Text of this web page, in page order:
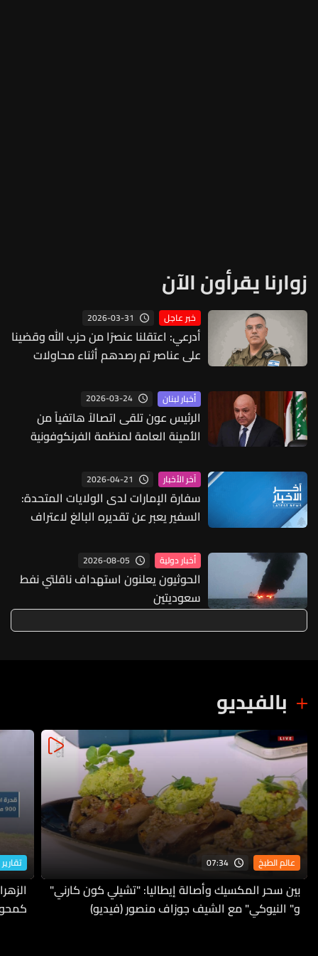
زوارنا يقرأون الآن
خبر عاجل 2026-03-31
أدرعي: اعتقلنا عنصرًا من حزب الله وقضينا
على عناصر تم رصدهم أثناء محاولات
أخبار لبنان 2026-03-24
الرئيس عون تلقى اتصالاً هاتفياً من
الأمينة العامة لمنظمة الفرنكوفونية
آخر الأخبار 2026-04-21
سفارة الإمارات لدى الولايات المتحدة:
السفير يعبر عن تقديره البالغ لاعتراف
الاقتصاديين والتجاريين لواشنطن
أخبار دولية 2026-08-05
الحوثيون يعلنون استهداف ناقلتي نفط
سعوديتين
بالفيديو
عالم الطبخ 07:34
بين سحر المكسيك وأصالة إيطاليا: "تشيلي كون كارني"
و" النيوكي" مع الشيف جوزاف منصور (فيديو)